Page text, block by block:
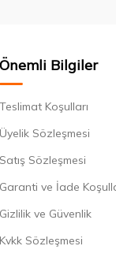
Önemli Bilgiler
Teslimat Koşulları
Üyelik Sözleşmesi
Satış Sözleşmesi
Garanti ve İade
Gizlilik ve Güvenlik
Kvkk Sözleşmesi